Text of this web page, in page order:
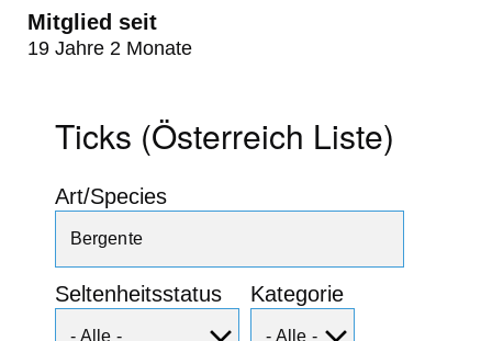
Mitglied seit
19 Jahre 2 Monate
Ticks (Österreich Liste)
Art/Species
Seltenheitsstatus Kategorie